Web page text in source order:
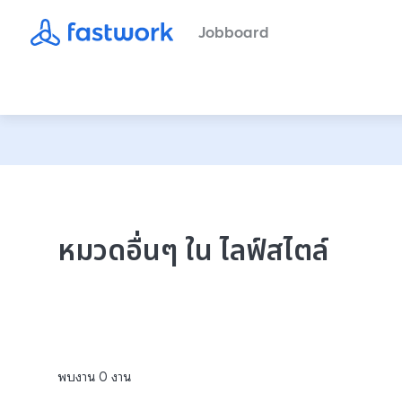
Jobboard
หมวดอื่นๆ ใน ไลฟ์สไตล์
พบงาน 0 งาน